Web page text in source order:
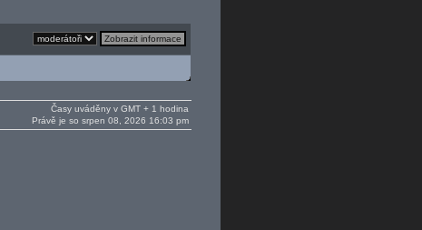
Časy uváděny v GMT + 1 hodina
Právě je so srpen 08, 2026 16:03 pm